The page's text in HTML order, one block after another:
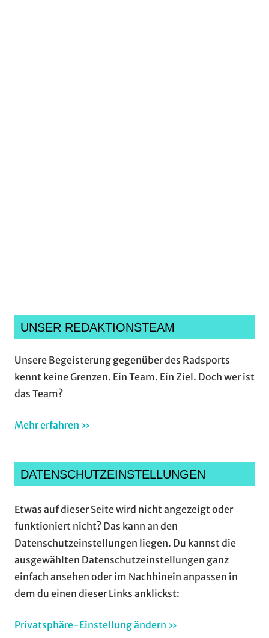
UNSER REDAKTIONSTEAM
Unsere Begeisterung gegenüber des Radsports
kennt keine Grenzen. Ein Team. Ein Ziel. Doch wer ist
das Team?
Mehr erfahren »
DATENSCHUTZEINSTELLUNGEN
Etwas auf dieser Seite wird nicht angezeigt oder
funktioniert nicht? Das kann an den
Datenschutzeinstellungen liegen. Du kannst die
ausgewählten Datenschutzeinstellungen ganz
einfach ansehen oder im Nachhinein anpassen in
dem du einen dieser Links anklickst:
Privatsphäre-Einstellung ändern »